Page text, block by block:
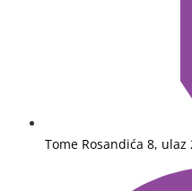
Tome Rosandića 8, ulaz